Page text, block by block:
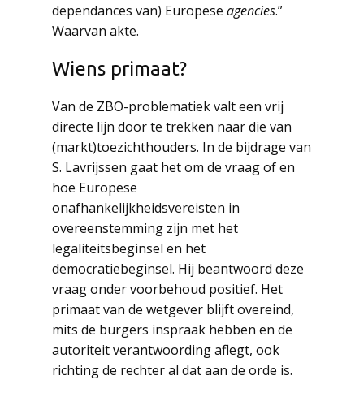
dependances van) Europese agencies.”
Waarvan akte.
Wiens primaat?
Van de ZBO-problematiek valt een vrij
directe lijn door te trekken naar die van
(markt)toezichthouders. In de bijdrage van
S. Lavrijssen gaat het om de vraag of en
hoe Europese
onafhankelijkheidsvereisten in
overeenstemming zijn met het
legaliteitsbeginsel en het
democratiebeginsel. Hij beantwoord deze
vraag onder voorbehoud positief. Het
primaat van de wetgever blijft overeind,
mits de burgers inspraak hebben en de
autoriteit verantwoording aflegt, ook
richting de rechter al dat aan de orde is.